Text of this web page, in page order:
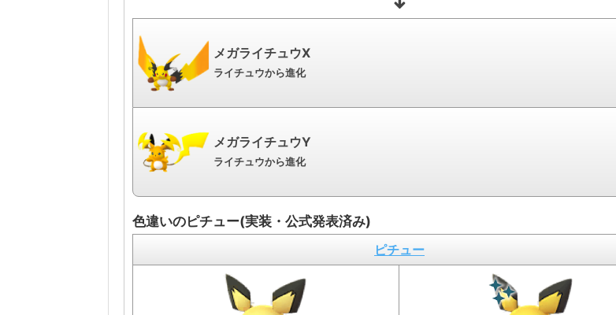
メガライチュウX
ライチュウから進化
メガライチュウY
ライチュウから進化
色違いのピチュー(実装・公式発表済み)
ピチュー